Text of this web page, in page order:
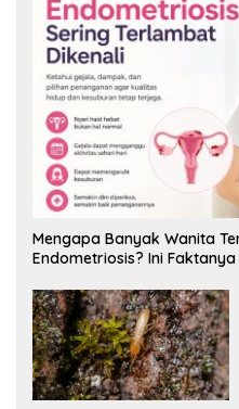
Mengapa Banyak Wanita
Endometriosis? Ini Faktanya